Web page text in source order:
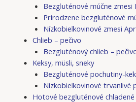
Bezgluténové múčne zmesi
Prirodzene bezgluténové
Nízkobielkovinové zmesi
Chlieb – pečivo
Bezgluténový chlieb –
Keksy, müsli, sneky
Bezgluténové pochutiny-
Nízkobielkovinové trvanlivé
Hotové bezgluténové